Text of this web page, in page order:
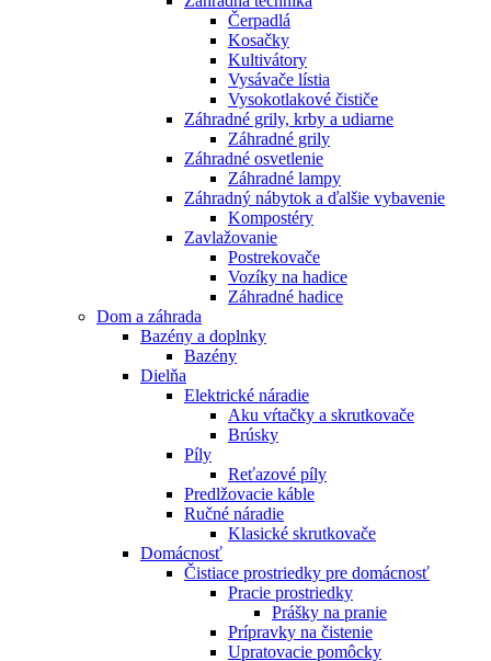
Čerpadlá
Kosačky
Kultivátory
Vysávače lístia
Vysokotlakové čističe
Záhradné grily, krby a udiarne
Záhradné grily
Záhradné osvetlenie
Záhradné lampy
Záhradný nábytok a ďalšie vybavenie
Kompostéry
Zavlažovanie
Postrekovače
Vozíky na hadice
Záhradné hadice
Dom a záhrada
Bazény a doplnky
Bazény
Dielňa
Elektrické náradie
Aku vŕtačky a skrutkovače
Brúsky
Píly
Reťazové píly
Predlžovacie káble
Ručné náradie
Klasické skrutkovače
Domácnosť
Čistiace prostriedky pre domácnosť
Pracie prostriedky
Prášky na pranie
Prípravky na čistenie
Upratovacie pomôcky